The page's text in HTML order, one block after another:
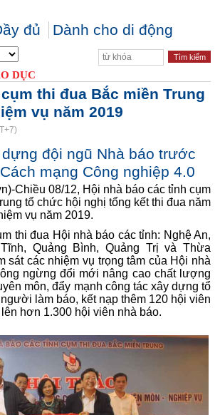
đủ Dành cho di động
DỤC
thi đua Bắc miền Trung
vụ năm 2019
đội ngũ Nhà báo trước
mạng Công nghiệp 4.0
Chiều 08/12, Hội nhà báo các tỉnh cụm
tổ chức hội nghị tổng kết thi đua năm
vụ năm 2019.
thi đua Hội nhà báo các tỉnh: Nghệ An,
Quảng Bình, Quảng Trị và Thừa
sát các nhiệm vụ trọng tâm của Hội nhà
ngừng đổi mới nâng cao chất lượng
môn, đẩy mạnh công tác xây dựng tổ
làm báo, kết nạp thêm 120 hội viên
hơn 1.300 hội viên nhà báo.